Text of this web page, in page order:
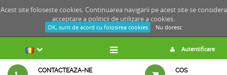
Acest site foloseste cookies. Continuarea navigarii pe acest site se considera
acceptare a politicii de utilizare a cookies.
OK, sunt de acord cu folosirea cookies Nu doresc
Autentificare
CONTACTEAZA-NE COS